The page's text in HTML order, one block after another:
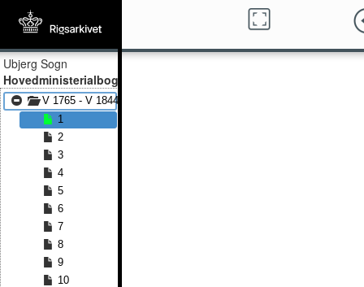
Ubjerg Sogn
Hovedministerialbog
V 1765 - V 1844
1
2
3
4
5
6
7
8
9
10